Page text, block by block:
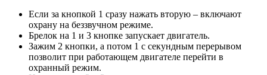
Если за кнопкой 1 сразу нажать вторую – включают
охрану на беззвучном режиме.
Брелок на 1 и 3 кнопке запускает двигатель.
Зажим 2 кнопки, а потом 1 с секундным перерывом
позволит при работающем двигателе перейти в
охранный режим.